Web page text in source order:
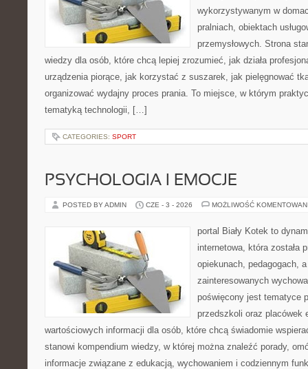
wykorzystywanym w
pralniach, obiektach
przemysłowych. Strona
wiedzy dla osób, które chcą lepiej zrozumieć, jak działa
urządzenia piorące, jak korzystać z suszarek, jak pielęgnować
organizować wydajny proces prania. To miejsce, w którym
tematyką technologii, […]
CATEGORIES: SPORT
PSYCHOLOGIA I EMOCJE
POSTED BY ADMIN CZE - 3 - 2026 MOŻLIWOŚĆ
portal Biały Kotek to
internetowa, która została
opiekunach, pedagogach,
zainteresowanych
poświęcony jest tematyce
przedszkoli oraz placówek
wartościowych informacji dla osób, które chcą świadomie
stanowi kompendium wiedzy, w której można znaleźć porady,
informacje związane z edukacją, wychowaniem i codziennym